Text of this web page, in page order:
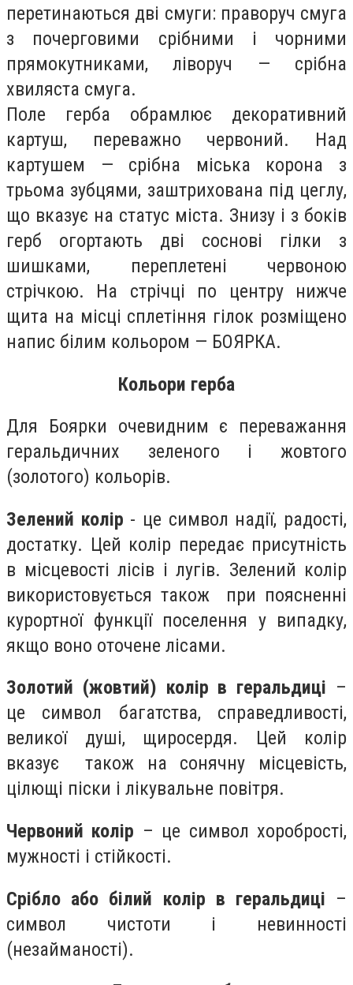
перетинаються дві смуги: праворуч смуга
з почерговими срібними і чорними
прямокутниками, ліворуч — срібна
хвиляста смуга.
Поле герба обрамлює декоративний
картуш, переважно червоний. Над
картушем — срібна міська корона з
трьома зубцями, заштрихована під цеглу,
що вказує на статус міста. Знизу і з боків
герб огортають дві соснові гілки з
шишками, переплетені червоною
стрічкою. На стрічці по центру нижче
щита на місці сплетіння гілок розміщено
напис білим кольором — БОЯРКА.
Кольори герба
Для Боярки очевидним є переважання
геральдичних зеленого і жовтого
(золотого) кольорів.
Зелений колір - це символ надії, радості,
достатку. Цей колір передає присутність
в місцевості лісів і лугів. Зелений колір
використовується також при поясненні
курортної функції поселення у випадку,
якщо воно оточене лісами.
Золотий (жовтий) колір в геральдиці –
це символ багатства, справедливості,
великої душі, щиросердя. Цей колір
вказує також на сонячну місцевість,
цілющі піски і лікувальне повітря.
Червоний колір – це символ хоробрості,
мужності і стійкості.
Срібло або білий колір в геральдиці –
символ чистоти і невинності
(незайманості).